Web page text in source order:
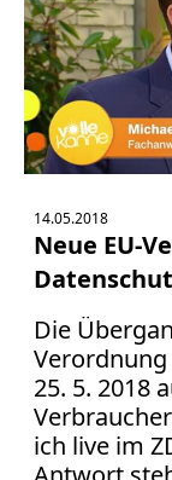
14.05.2018
Neue EU-
Die
25. 5. 2018
ich live im
Bücher
Vita
Kontakt
Datenschutz
AGB
Abmahnung
Aktuelle
Stunde
BGH